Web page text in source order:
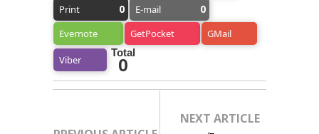
Print 0 E-mail 0
Evernote GetPocket GMail
Viber
Total
0
NEXT ARTICLE